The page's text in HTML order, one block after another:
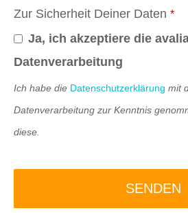
Zur Sicherheit Deiner Daten *
Ja, ich akzeptiere die
Datenverarbeitung
Ich habe die Datenschutzerklärung mit
Datenverarbeitung zur Kenntnis
diese.
SENDEN